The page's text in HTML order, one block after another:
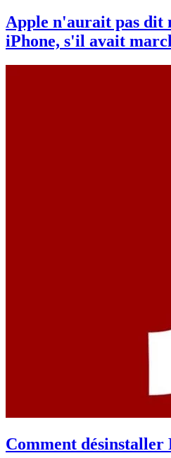
Apple n'aurait pas dit
iPhone, s'il avait
Comment désinstaller